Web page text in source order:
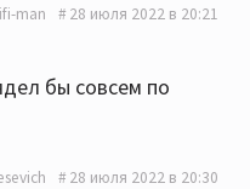
man 28 июля 2022 в 20:21
бы совсем по
28 июля 2022 в 20:30